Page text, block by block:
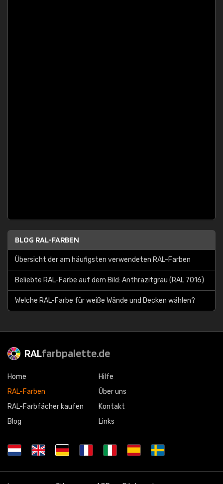
BLOG RAL-FARBEN
Übersicht der am häufigsten verwendeten RAL-Farben
Beliebte RAL-Farbe auf dem Bild: Anthrazitgrau (RAL 7016)
Welche RAL-Farbe für weiße Wände und Decken wählen?
RALfarbpalette.de
Home
RAL-Farben
RAL-Farbfächer kaufen
Blog
Hilfe
Über uns
Kontakt
Links